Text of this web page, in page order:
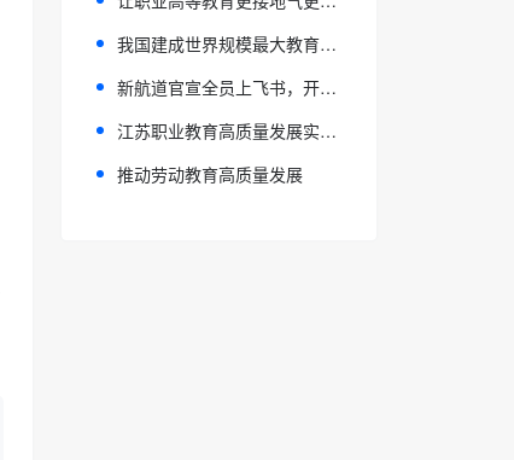
我国建成世界规模最大教育资源中心
新航道官宣全员上飞书，开启教育数智化“高铁时代”
江苏职业教育高质量发展实践：为学子筑梦 为产业赋能
推动劳动教育高质量发展